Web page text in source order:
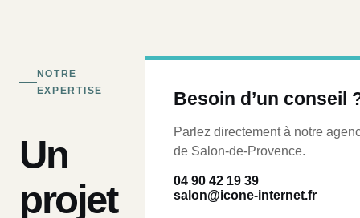
NOTRE
EXPERTISE
Un
projet
Besoin d’un conseil
Parlez directement à notre
de Salon-de-Provence.
04 90 42 19 39
salon@icone-internet.fr